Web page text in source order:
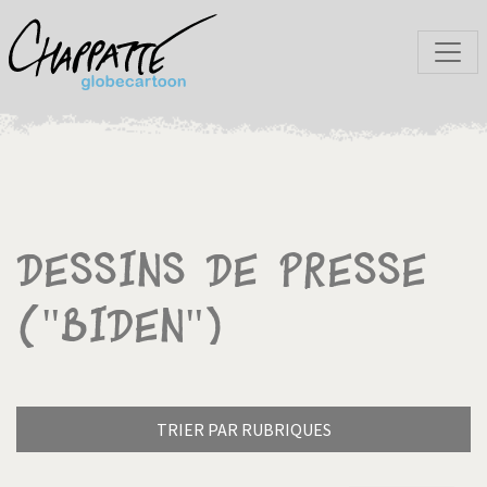
Dessins de presse
("Biden")
TRIER PAR RUBRIQUES